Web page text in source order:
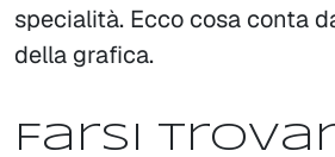
specialità. Ecco cosa conta
della grafica.
Farsi